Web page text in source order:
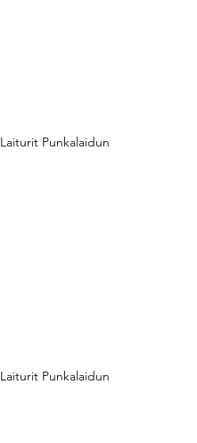
Laiturit Punkalaidun
Laiturit Punkalaidun